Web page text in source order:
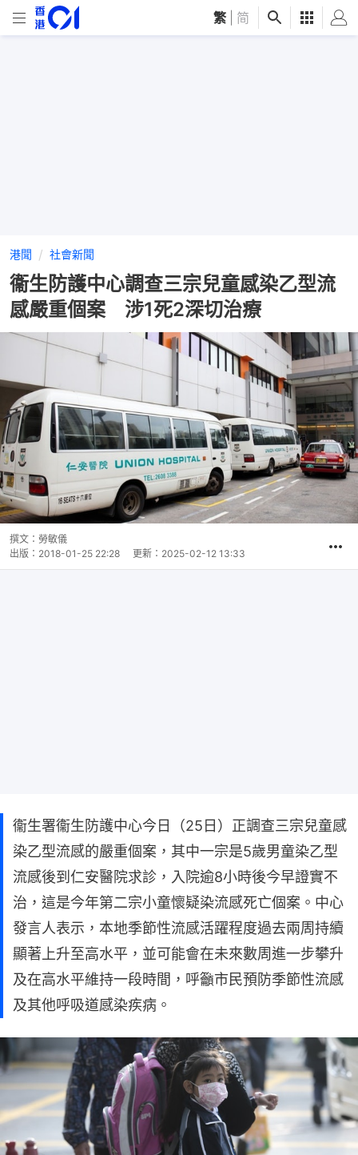
繁 简
港聞 社會新聞
衞生防護中心調查三宗兒童感染乙型流
感嚴重個案 涉1死2深切治療
撰文： 勞敏儀
出版： 2018-01-25 22:28 更新： 2025-02-12 13:33
衞生署衞生防護中心今日（25日）正調查三宗兒童感
染乙型流感的嚴重個案，其中一宗是5歲男童染乙型
流感後到仁安醫院求診，入院逾8小時後今早證實不
治，這是今年第二宗小童懷疑染流感死亡個案。中心
發言人表示，本地季節性流感活躍程度過去兩周持續
顯著上升至高水平，並可能會在未來數周進一步攀升
及在高水平維持一段時間，呼籲市民預防季節性流感
及其他呼吸道感染疾病。